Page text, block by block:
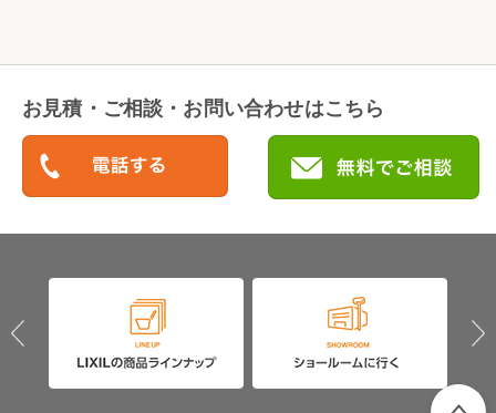
お見積・ご相談・お問い合わせはこちら